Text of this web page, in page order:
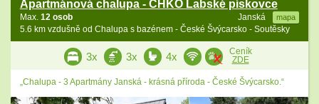
Apartmánová chalupa - CHKO Labské pískovce
Janská mapa
Max. 12 osob
5.6 km vzdušně od Chalupa s bazénem - České Švýcarsko - Soutěsky
3x 3x 4x
Ceník
ZDE
„Chalupa - 3 Apartmány Janská - krásná příroda - České Švýcarsko.“